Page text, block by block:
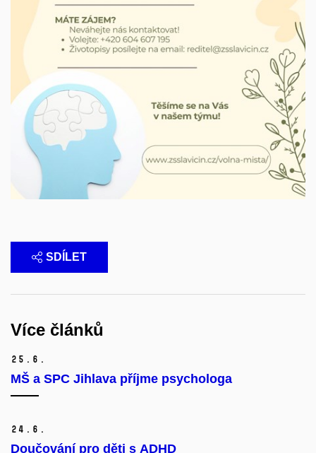
SDÍLET
Více článků
25. 6.
MŠ a SPC Jihlava příjme psychologa
24. 6.
Doučování pro děti s ADHD